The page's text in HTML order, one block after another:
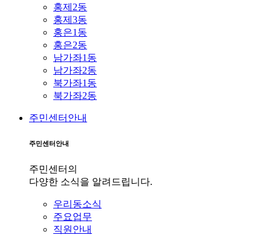
홍제2동
홍제3동
홍은1동
홍은2동
남가좌1동
남가좌2동
북가좌1동
북가좌2동
주민센터안내
주민센터안내
주민센터의
다양한 소식을 알려드립니다.
우리동소식
주요업무
직원안내